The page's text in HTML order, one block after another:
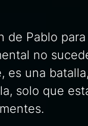
de Pablo
no
es una
solo que